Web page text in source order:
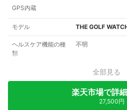
GPS内蔵
モデル THE GOLF
ヘルスケア機能の種
類
不明
全部見る
楽天市場で詳
27,500円